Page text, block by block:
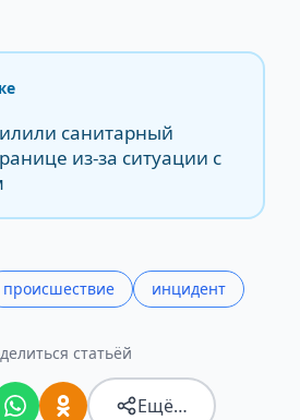
санитарный
из-за ситуации с
происшествие инцидент
статьёй
Ещё…